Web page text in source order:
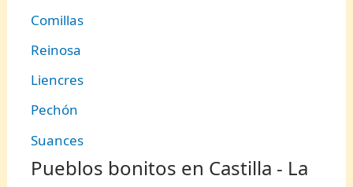
Comillas
Reinosa
Liencres
Pechón
Suances
Pueblos bonitos en Castilla - La